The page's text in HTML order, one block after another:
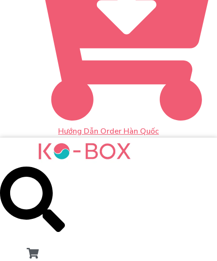
Hướng Dẫn Order Hàn Quốc